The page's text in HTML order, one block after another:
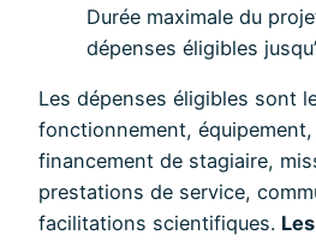
Durée maximale du
dépenses éligibles
Les dépenses éligibles sont
fonctionnement, équipement,
financement de stagiaire,
prestations de service,
facilitations scientifiques.